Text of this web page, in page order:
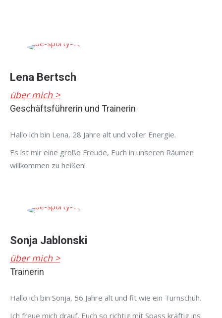
Lena Bertsch
über mich >
Geschäftsführerin und Trainerin
Hallo ich bin Lena, 28 Jahre alt und voller Energie.
Es ist mir eine große Freude, Euch in unseren Räumen
willkommen zu heißen!
Sonja Jablonski
über mich >
Trainerin
Hallo ich bin Sonja, 56 Jahre alt und fit wie ein Turnschuh.
Ich freue mich drauf, Euch so richtig mit Spass kräftig ins